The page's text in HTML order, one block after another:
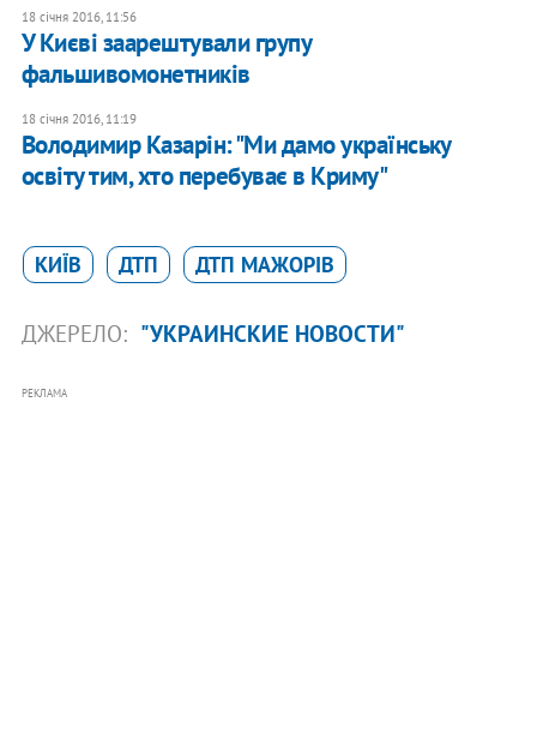
18 січня 2016, 11:56
У Києві заарештували групу
фальшивомонетників
18 січня 2016, 11:19
Володимир Казарін: "Ми дамо українську
освіту тим, хто перебуває в Криму"
КИЇВ ДТП ДТП МАЖОРІВ
ДЖЕРЕЛО: "УКРАИНСКИЕ НОВОСТИ"
РЕКЛАМА